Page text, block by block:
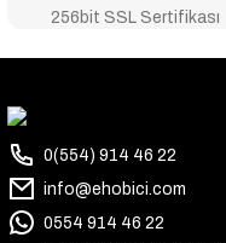
256bit SSL Sertifikası
0(554) 914 46 22
info@ehobici.com
0554 914 46 22